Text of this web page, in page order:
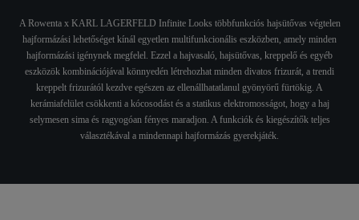
A Rowenta x KARL LAGERFELD Infinite Looks többfunkciós hajsütővas végtelen
hajformázási lehetőséget kínál egyetlen multifunkcionális eszközben, amely minden
hajformázási igénynek megfelel. Ezzel a hajvasaló, hajsütővas, kreppelő és egyéb
eszközök kombinációjával könnyedén létrehozhat minden divatos frizurát, a trendi
kreppelt frizurától kezdve egészen az ellenállhatatlanul gyönyörű fürtökig. A
kerámiafelület csökkenti a kócosodást és a statikus elektromosságot, hogy a haj
selymesen sima és ragyogóan fényes maradjon. A funkciók és kiegészítők teljes
választékával a mindennapi hajformázás gyerekjáték.